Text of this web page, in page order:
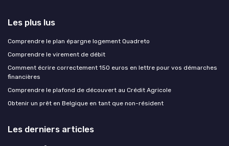
Les plus lus
Comprendre le plan épargne logement Quadreto
Comprendre le virement de débit
Comment écrire correctement 150 euros en lettre pour vos démarches
financières
Comprendre le plafond de découvert au Crédit Agricole
Obtenir un prêt en Belgique en tant que non-résident
Les derniers articles